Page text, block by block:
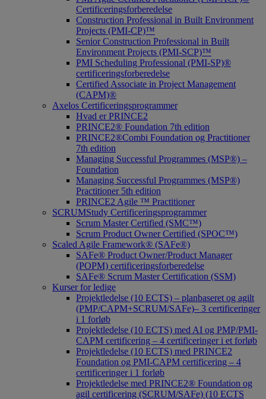
Certificeringsforberedelse
Construction Professional in Built Environment
Projects (PMI-CP)™
Senior Construction Professional in Built
Environment Projects (PMI-SCP)™
PMI Scheduling Professional (PMI-SP)®
certificeringsforberedelse
Certified Associate in Project Management
(CAPM)®
Axelos Certificeringsprogrammer
Hvad er PRINCE2
PRINCE2® Foundation 7th edition
PRINCE2®Combi Foundation og Practitioner
7th edition
Managing Successful Programmes (MSP®) –
Foundation
Managing Successful Programmes (MSP®)
Practitioner 5th edition
PRINCE2 Agile ™ Practitioner
SCRUMStudy Certificeringsprogrammer
Scrum Master Certified (SMC™)
Scrum Product Owner Certified (SPOC™)
Scaled Agile Framework® (SAFe®)
SAFe® Product Owner/Product Manager
(POPM) certificeringsforberedelse
SAFe® Scrum Master Certification (SSM)
Kurser for ledige
Projektledelse (10 ECTS) – planbaseret og agilt
(PMP/CAPM+SCRUM/SAFe)– 3 certificeringer
i 1 forløb
Projektledelse (10 ECTS) med AI og PMP/PMI-
CAPM certificering – 4 certificeringer i et forløb
Projektledelse (10 ECTS) med PRINCE2
Foundation og PMI-CAPM certificering – 4
certificeringer i 1 forløb
Projektledelse med PRINCE2® Foundation og
agil certificering (SCRUM/SAFe) (10 ECTS